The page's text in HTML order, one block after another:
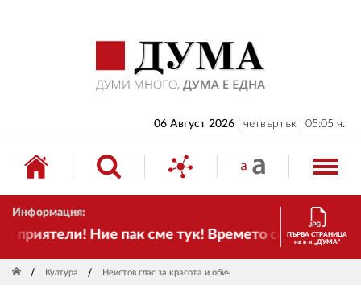
06 Август 2026 четвъртък 05:05 ч.
Информация:
Ние пак сме тук! Времето се променя и
ПЪРВА СТРАНИЦА
на в-к „ДУМА“
Култура Неистов глас за красота и обич
БЪЛГАРИЯ
ИКОНОМИКА
ИЗБОРИ
СВЯТ